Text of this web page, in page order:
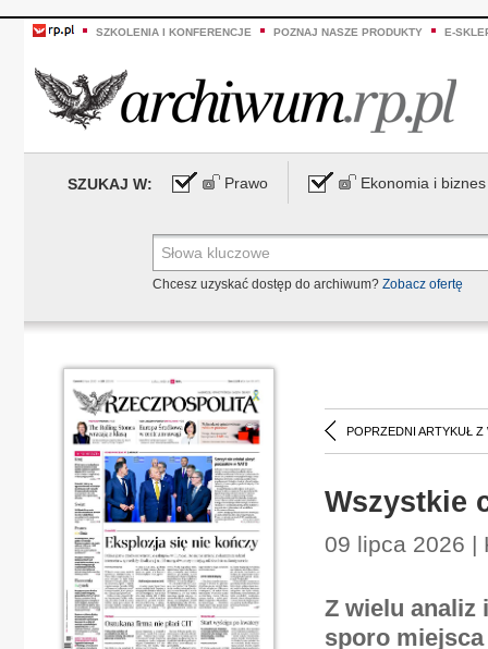
SZKOLENIA I KONFERENCJE POZNAJ NASZE PRODUKTY E-
SZUKAJ W: Prawo Ekonomia i biznes
Chcesz uzyskać dostęp do archiwum? Zobacz ofertę
POPRZEDNI ARTYKUŁ Z
Wszystkie
09 lipca 2026 |
Z wielu analiz
sporo